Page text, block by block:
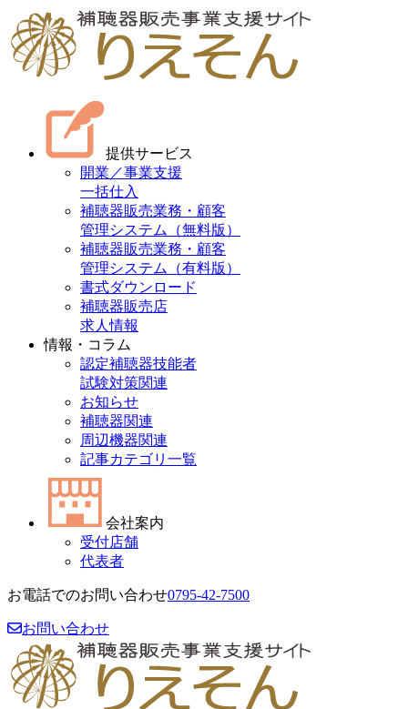
提供サービス
開業／事業支援
一括仕入
補聴器販売業務・顧客
管理システム（無料版）
補聴器販売業務・顧客
管理システム（有料版）
書式ダウンロード
補聴器販売店
求人情報
情報・コラム
認定補聴器技能者
試験対策関連
お知らせ
補聴器関連
周辺機器関連
記事カテゴリ一覧
会社案内
受付店舗
代表者
お電話でのお問い合わせ0795-42-7500
お問い合わせ